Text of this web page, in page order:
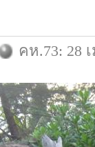
คห.73: 28